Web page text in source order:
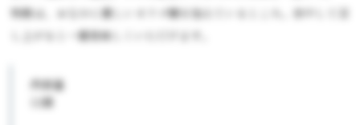
特徴は、おなかに優しいオリゴ糖を加えているところ。冷やして召
し上がると一層美味しくいただけます。
内容量
12個